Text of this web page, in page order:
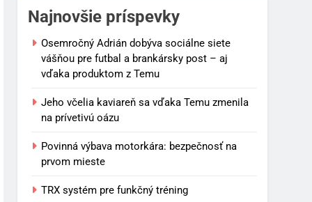
Najnovšie príspevky
Osemročný Adrián dobýva sociálne siete
vášňou pre futbal a brankársky post – aj
vďaka produktom z Temu
Jeho včelia kaviareň sa vďaka Temu zmenila
na prívetivú oázu
Povinná výbava motorkára: bezpečnosť na
prvom mieste
TRX systém pre funkčný tréning